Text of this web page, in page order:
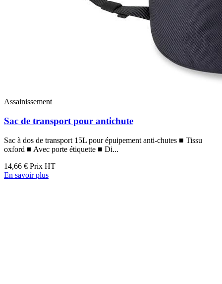
Assainissement
Sac de transport pour antichute
Sac à dos de transport 15L pour épuipement anti-chutes ■ Tissu
oxford ■ Avec porte étiquette ■ Di...
14,66 € Prix HT
En savoir plus